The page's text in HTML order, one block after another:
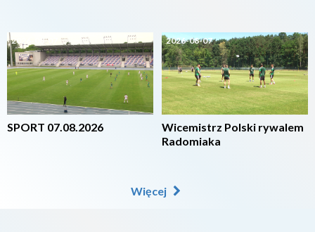
2026-08-07
SPORT 07.08.2026
2026-08-07
Wicemistrz Polski rywalem
Radomiaka
Więcej